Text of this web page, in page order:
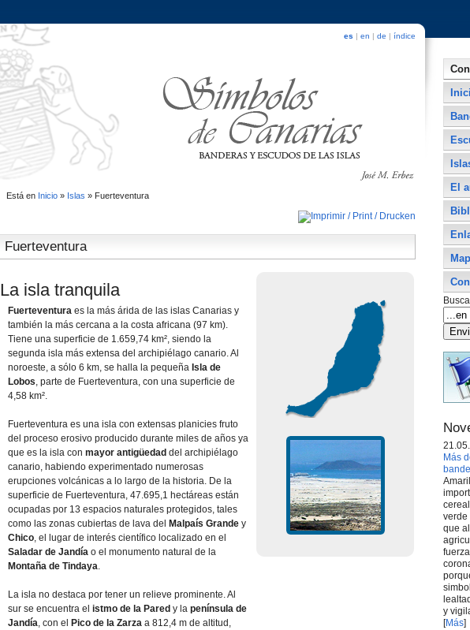
es | en | de | índice
Está en Inicio» Islas » Fuerteventura
Fuerteventura
La isla tranquila
Fuerteventura es la más árida de las islas Canarias y
también la más cercana a la costa africana (97 km).
Tiene una superficie de 1.659,74 km², siendo la
segunda isla más extensa del archipiélago canario. Al
noroeste, a sólo 6 km, se halla la pequeña Isla de
Lobos, parte de Fuerteventura, con una superficie de
4,58 km².
Fuerteventura es una isla con extensas planicies fruto
del proceso erosivo producido durante miles de años ya
que es la isla con mayor antigüedad del archipiélago
canario, habiendo experimentado numerosas
erupciones volcánicas a lo largo de la historia. De la
superficie de Fuerteventura, 47.695,1 hectáreas están
ocupadas por 13 espacios naturales protegidos, tales
como las zonas cubiertas de lava del
Malpaís Grande y
Chico, el lugar de interés científico localizado en el
Saladar de Jandía o el monumento natural de la
Montaña de Tindaya.
La isla no destaca por tener un relieve prominente. Al
sur se encuentra el istmo de la Pared y la península de
Jandía, con el Pico de la Zarza a 812,4 m de altitud,
El
Más
verde
que
y
[Más]